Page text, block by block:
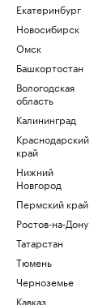
Екатеринбург
Новосибирск
Омск
Башкортостан
Вологодская
область
Калининград
Краснодарский
край
Нижний
Новгород
Пермский край
Ростов-на-Дону
Татарстан
Тюмень
Черноземье
Кавказ